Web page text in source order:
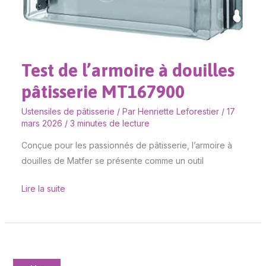
Test de l’armoire à douilles
pâtisserie MT167900
Ustensiles de pâtisserie / Par Henriette Leforestier / 17
mars 2026 / 3 minutes de lecture
Conçue pour les passionnés de pâtisserie, l’armoire à
douilles de Matfer se présente comme un outil
Lire la suite